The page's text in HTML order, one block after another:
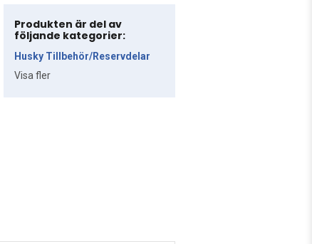
Produkten är del av
följande kategorier:
Husky Tillbehör/Reservdelar
Visa fler